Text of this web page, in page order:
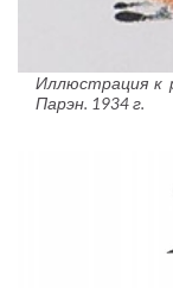
Иллюстрация к
Парэн. 1934 г.